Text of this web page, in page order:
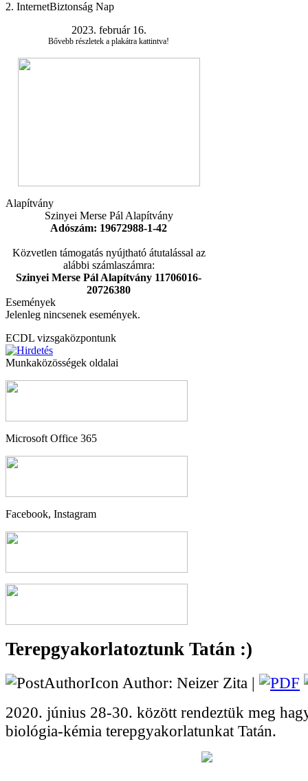
2. InternetBiztonság Nap
2023. február 16.
Bővebb részletek a plakátra kattintva!
Alapítvány
Szinyei Merse Pál Alapítvány
Adószám: 19672988-1-42
Közvetlen támogatás nyújtható átutalással az
alábbi számlaszámra:
Szinyei Merse Pál Alapítvány 11706016-
20726380
Események
Jelenleg nincsenek események.
ECDL vizsgaközpontunk
Munkaközösségek oldalai
Microsoft Office 365
Facebook, Instagram
Terepgyakorlatoztunk Tatán :)
Author: Neizer Zita |
2020. június 28-30. között rendeztük meg
biológia-kémia terepgyakorlatunkat Tatán.